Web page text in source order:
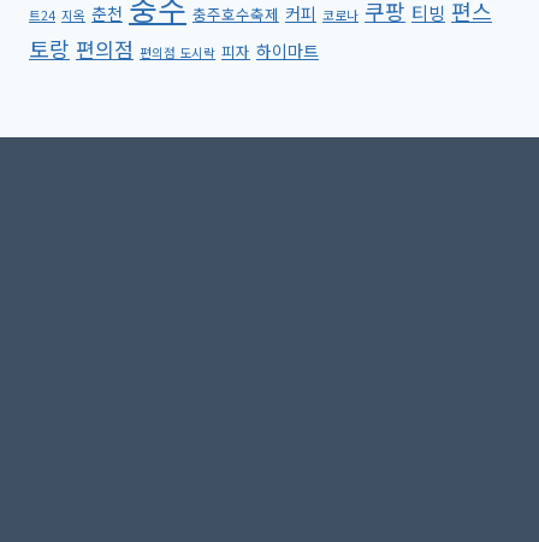
트24 지옥 춘천 충주호수축제 커피 코로나 쿠팡 티빙 편스
토랑 편의점 편의점 도시락 피자 하이마트